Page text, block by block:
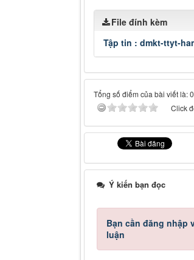
File đính kèm
Tập tin : dmkt-ttyt-
Tổng số điểm của bài viết là:
Click
Ý kiến bạn đọc
Bạn cần đăng nhập
luận